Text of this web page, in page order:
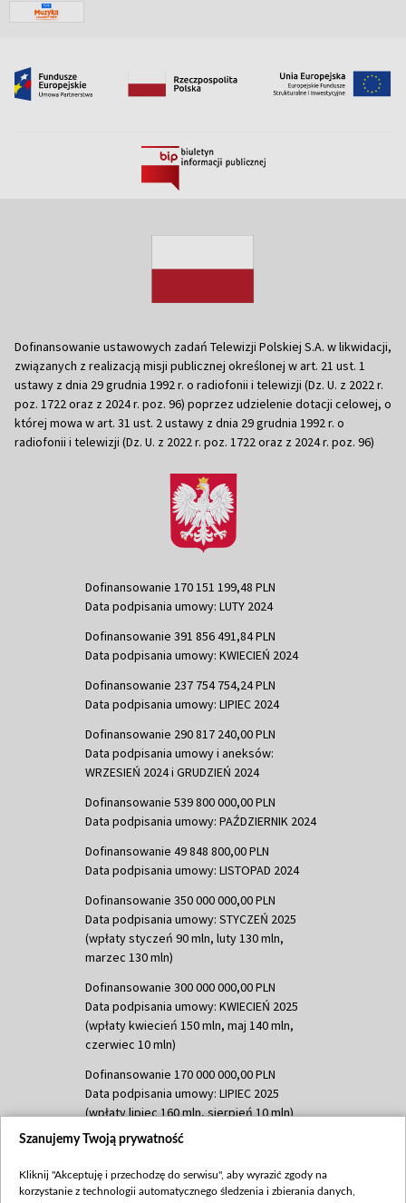
Dofinansowanie ustawowych zadań Telewizji Polskiej S.A. w likwidacji,
związanych z realizacją misji publicznej określonej w art. 21 ust. 1
ustawy z dnia 29 grudnia 1992 r. o radiofonii i telewizji (Dz. U. z 2022 r.
poz. 1722 oraz z 2024 r. poz. 96) poprzez udzielenie dotacji celowej, o
której mowa w art. 31 ust. 2 ustawy z dnia 29 grudnia 1992 r. o
radiofonii i telewizji (Dz. U. z 2022 r. poz. 1722 oraz z 2024 r. poz. 96)
Dofinansowanie 170 151 199,48 PLN
Data podpisania umowy: LUTY 2024
Dofinansowanie 391 856 491,84 PLN
Data podpisania umowy: KWIECIEŃ 2024
Dofinansowanie 237 754 754,24 PLN
Data podpisania umowy: LIPIEC 2024
Dofinansowanie 290 817 240,00 PLN
Data podpisania umowy i aneksów:
WRZESIEŃ 2024 i GRUDZIEŃ 2024
Dofinansowanie 539 800 000,00 PLN
Data podpisania umowy: PAŹDZIERNIK 2024
Dofinansowanie 49 848 800,00 PLN
Data podpisania umowy: LISTOPAD 2024
Dofinansowanie 350 000 000,00 PLN
Data podpisania umowy: STYCZEŃ 2025
(wpłaty styczeń 90 mln, luty 130 mln,
marzec 130 mln)
Dofinansowanie 300 000 000,00 PLN
Data podpisania umowy: KWIECIEŃ 2025
(wpłaty kwiecień 150 mln, maj 140 mln,
czerwiec 10 mln)
Dofinansowanie 170 000 000,00 PLN
Data podpisania umowy: LIPIEC 2025
(wpłaty lipiec 160 mln, sierpień 10 mln)
Dofinansowanie 60 000 000,00 PLN
(wpłata wrzesień 60 mln)
Szanujemy Twoją prywatność
Kliknij "Akceptuję i przechodzę do serwisu", aby wyrazić zgody na
korzystanie z technologii automatycznego śledzenia i zbierania danych,